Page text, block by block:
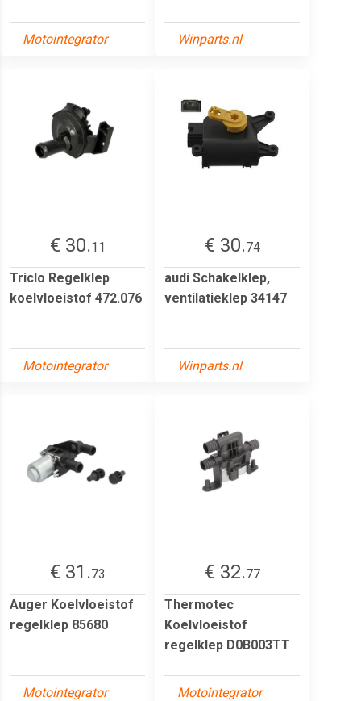
Motointegrator Winparts.nl
€ 30.11
Triclo Regelklep
koelvloeistof 472.076
Motointegrator
€ 30.74
audi Schakelklep,
ventilatieklep 34147
Winparts.nl
€ 31.73
Auger Koelvloeistof
regelklep 85680
Motointegrator
€ 32.77
Thermotec
Koelvloeistof
regelklep D0B003TT
Motointegrator